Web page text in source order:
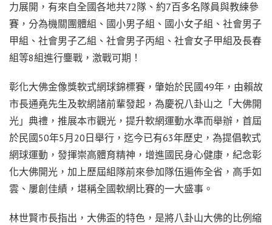
力展開，有來自全國各地共72隊、約7百多名隊員與教練參
賽，分為機關團體組、國小男子組、國小女子組、社會男子
甲組、社會男子乙組、社會男子丙組、社會女子甲組及長春
組等8組進行鏖戰，激戰可期！
彰化大佛金像獎軟式網球錦標賽，肇始於民國49年，由賴故
市長通堯先生及軟網諸前輩發起，為慶祝八卦山之「大佛開
光」典禮，推展本市觀光，提升軟網運動水準而舉辦，首屆
於民國50年5月20日舉行，迄今已有63年歷史，為提倡軟式
網球運動，發揮崇高體育精神，增進國民身心健康，紀念彰
化大佛開光，加上歷屆組隊前來參加隊伍遍佈全省，高手如
雲、屢創佳績，堪稱全國軟網比賽的一大盛事。
林世賢市長指出，大佛盃的特色，是將八卦山大佛的比例縮